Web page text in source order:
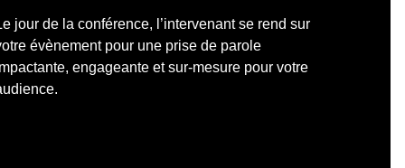
jour de la conférence, l’intervenant se rend sur
évènement pour une prise de parole
engageante et sur-mesure pour votre